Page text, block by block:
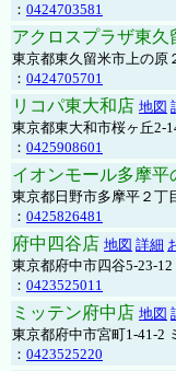
： 0424703581
アクロスプラザ東久
東京都東久留米市上の原
： 0424705701
リコパ東大和店 地図
東京都東大和市桜ヶ丘2-
： 0425908601
イオンモール多摩平
東京都日野市多摩平２丁
： 0425826481
府中四谷店 地図 詳細
東京都府中市四谷5-23-
： 0423525011
ミッテン府中店 地図
東京都府中市宮町1-41-2
： 0423525220